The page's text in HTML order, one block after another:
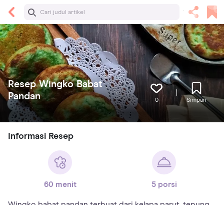
Resep Wingko Babat
Pandan
0 Simpan
Informasi Resep
60 menit 5 porsi